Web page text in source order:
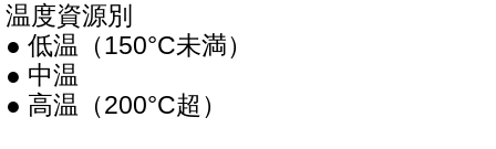
温度資源別
● 低温（150°C未満）
● 中温
● 高温（200°C超）